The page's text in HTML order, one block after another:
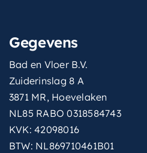
Gegevens
Bad en Vloer B.V.
Zuiderinslag 8 A
3871 MR, Hoevelaken
NL85 RABO 0318584743
KVK: 42098016
BTW: NL869710461B01